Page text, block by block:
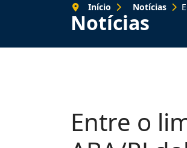
Notícias
Início Notícias
Entre o